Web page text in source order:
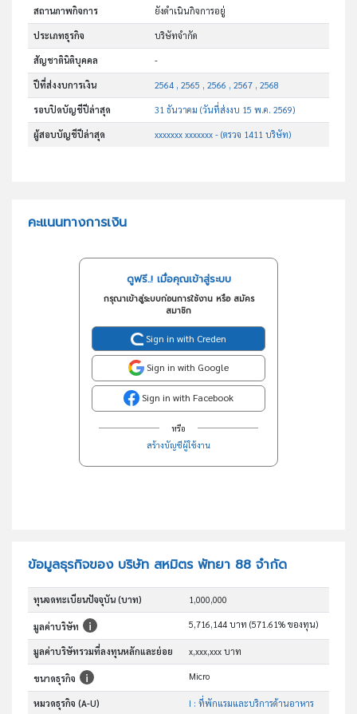
สถานภาพกิจการ ยังดำเนินกิจการอยู่
ประเภทธุรกิจ บริษัทจำกัด
สัญชาตินิติบุคคล -
ปีที่ส่งงบการเงิน 2564 , 2565 , 2566 , 2567 , 2568
รอบปิดบัญชีปีล่าสุด 31 ธันวาคม (วันที่ส่งงบ 15 พ.ค. 2569)
ผู้สอบบัญชีปีล่าสุด xxxxxxx xxxxxxx - (ตรวจ 1411 บริษัท)
คะแนนทางการเงิน
ดูฟรี..! เมื่อคุณเข้าสู่ระบบ
กรุณาเข้าสู่ระบบก่อนการใช้งาน หรือ สมัคร
สมาชิก
Sign in with Creden
Sign in with Google
Sign in with Facebook
หรือ
สร้างบัญชีผู้ใช้งาน
ข้อมูลธุรกิจของ บริษัท สหมิตร พัทยา 88 จำกัด
ทุนจดทะเบียนปัจจุบัน (บาท) 1,000,000
มูลค่าบริษัท 5,716,144 บาท (571.61% ของทุน)
มูลค่าบริษัทรวมที่ลงทุนหลักและย่อย x,xxx,xxx บาท
ขนาดธุรกิจ Micro
หมวดธุรกิจ (A-U) I : ที่พักแรมและบริการด้านอาหาร